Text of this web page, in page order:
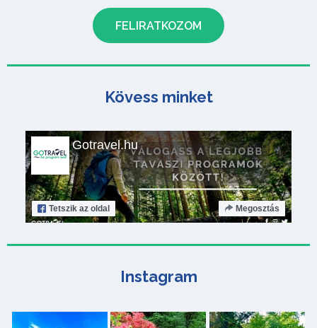
Kövess minket
Gotravel.hu
Tetszik az oldal Megosztás
Instagram